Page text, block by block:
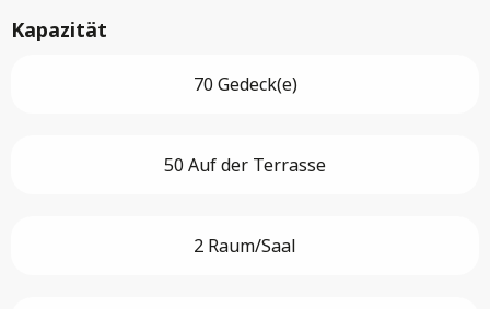
Kapazität
70 Gedeck(e)
50 Auf der Terrasse
2 Raum/Saal